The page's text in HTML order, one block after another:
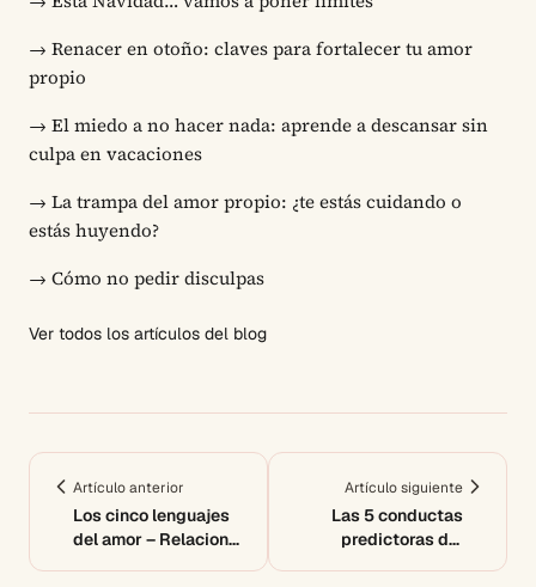
→ Renacer en otoño: claves para fortalecer tu amor
propio
→ El miedo a no hacer nada: aprende a descansar sin
culpa en vacaciones
→ La trampa del amor propio: ¿te estás cuidando o
estás huyendo?
→ Cómo no pedir disculpas
Ver todos los artículos del blog
Artículo anterior
Los cinco lenguajes
del amor – Relaciones
Artículo siguiente
Las 5 conductas
predictoras del